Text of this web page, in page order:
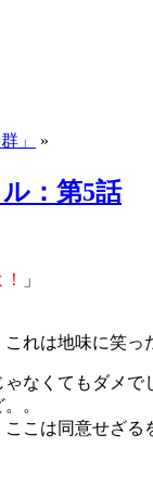
」
»
：第5話
」
これは地味に笑っ
なくてもダメで
。
こは同意せざる